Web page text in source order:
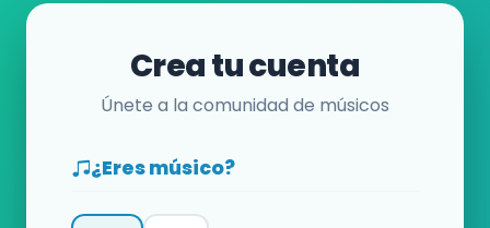
Crea tu cuenta
Únete a la comunidad de músicos
¿Eres músico?